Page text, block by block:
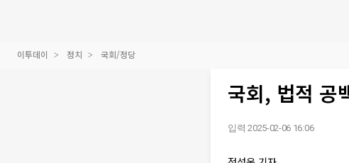
이투데이 정치 국회/정당
국회, 법적 공
입력 2025-02-06 16:06